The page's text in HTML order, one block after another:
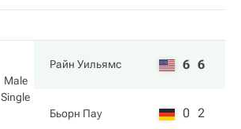
Male
Single
Райн Уильямс 6 6
Бьорн Пау 0 2